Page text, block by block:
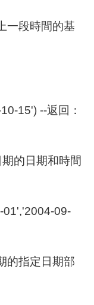
段時間的基
15') --返回：
的日期和時間
09-
指定日期部